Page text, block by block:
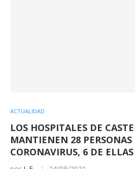
ACTUALIDAD
LOS HOSPITALES DE
MANTIENEN 28 PERSONAS
CORONAVIRUS, 6 DE